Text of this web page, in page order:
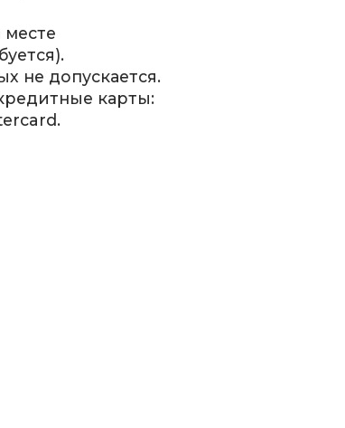
месте
не допускается.
карты: